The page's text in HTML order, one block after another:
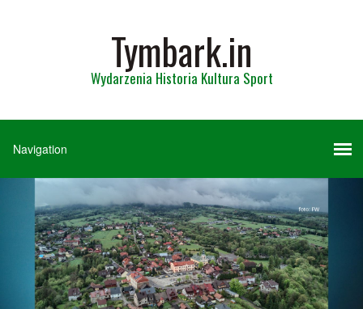
Tymbark.in
Wydarzenia Historia Kultura Sport